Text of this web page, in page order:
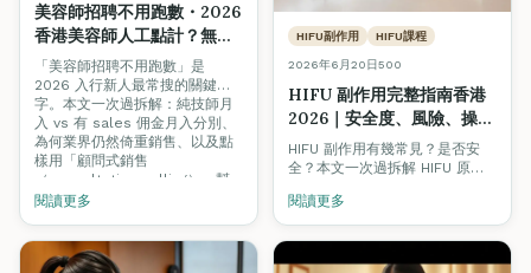
美容師招聘不用跑數・2026
香港美容師人工點計？無
sales 壓力底薪 + 顧問式技
術全拆解
「美容師招聘不用跑數」是
2026 入行新人最常搜的關鍵
字。本文一次過拆解：純技師月
入 vs 有 sales 佣金月入分別、
為何業界仍然倚重銷售、以及點
樣用「顧問式銷售
（consultative selling）」幫
到客人之餘自然成單，唔使硬
閱讀更多
HIFU副作用 HIFU課程
2026年6月20日500
HIFU 副作用完整指南香港
2026｜安全度、風險、操作
員資歷如何揀
HIFU 副作用有幾常見？是否安
全？本文一次過拆解 HIFU 原
群、揀療程必問 5 條問題，並介
紹想入行做激光 / 美容儀器操作
員的 VTCT / ITEC Level 4 課程
路線。
閱讀更多